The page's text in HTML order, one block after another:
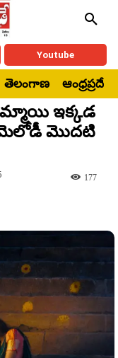
Youtube
తెలంగాణ ఆంధ్రప్రదేశ్
ఇక్కడ
మెలోడీ మొదటి
177